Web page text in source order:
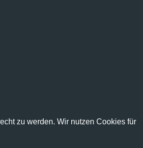
zu werden. Wir nutzen Cookies für